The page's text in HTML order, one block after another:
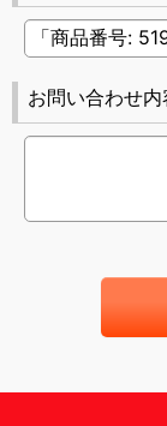
お問い合わせ内